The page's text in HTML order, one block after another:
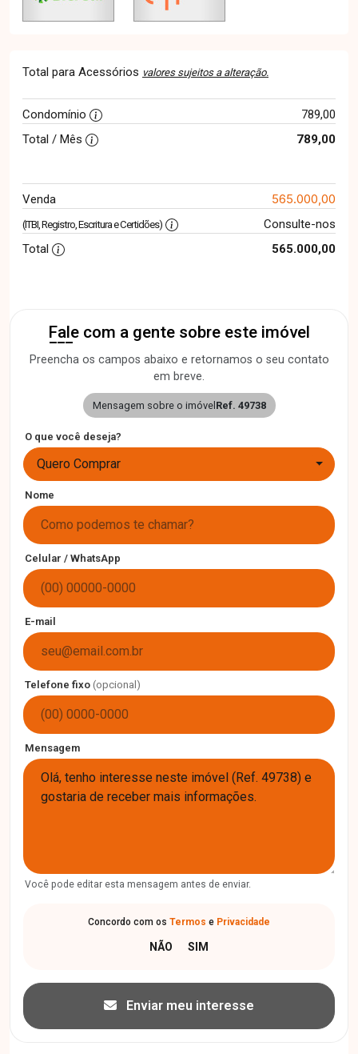
Total para Acessórios valores sujeitos a alteração.
Condomínio
789,00
Total / Mês
789,00
Venda 565.000,00
(ITBI, Registro, Escritura e Certidões)
Consulte-nos
Total
565.000,00
Fale com a gente sobre este imóvel
Preencha os campos abaixo e retornamos o seu contato
em breve.
Mensagem sobre o imóvel Ref. 49738
O que você deseja?
Quero Comprar
Nome
Celular / WhatsApp
E-mail
Telefone fixo (opcional)
Mensagem
Você pode editar esta mensagem antes de enviar.
Concordo com os Termos e Privacidade
Enviar meu interesse